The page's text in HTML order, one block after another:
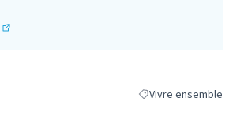
Filtrer les résultats de
Vivre ensemble